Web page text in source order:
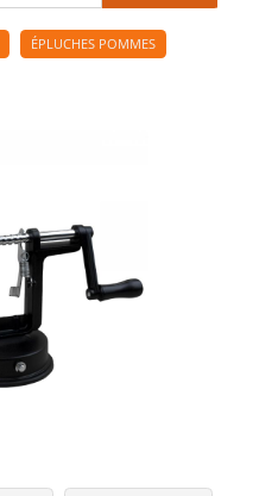
ÉPLUCHES POMMES